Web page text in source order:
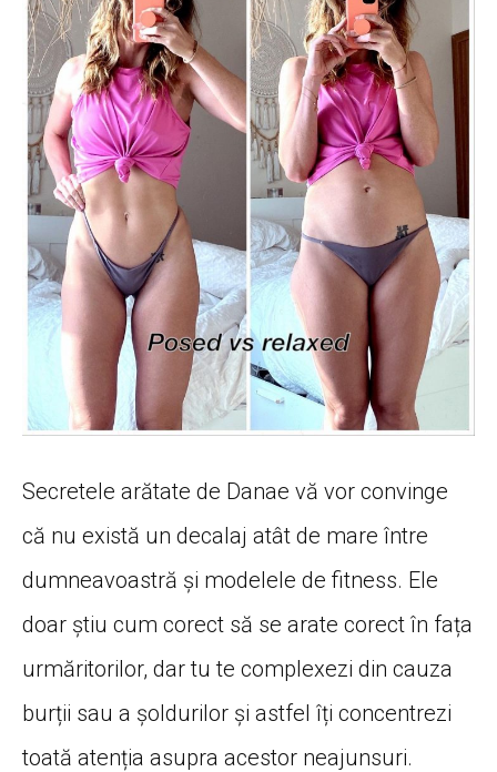
Secretele arătate de Danae vă vor convinge
că nu există un decalaj atât de mare între
dumneavoastră și modelele de fitness. Ele
doar știu cum corect să se arate corect în fața
urmăritorilor, dar tu te complexezi din cauza
burții sau a șoldurilor și astfel îți concentrezi
toată atenția asupra acestor neajunsuri.